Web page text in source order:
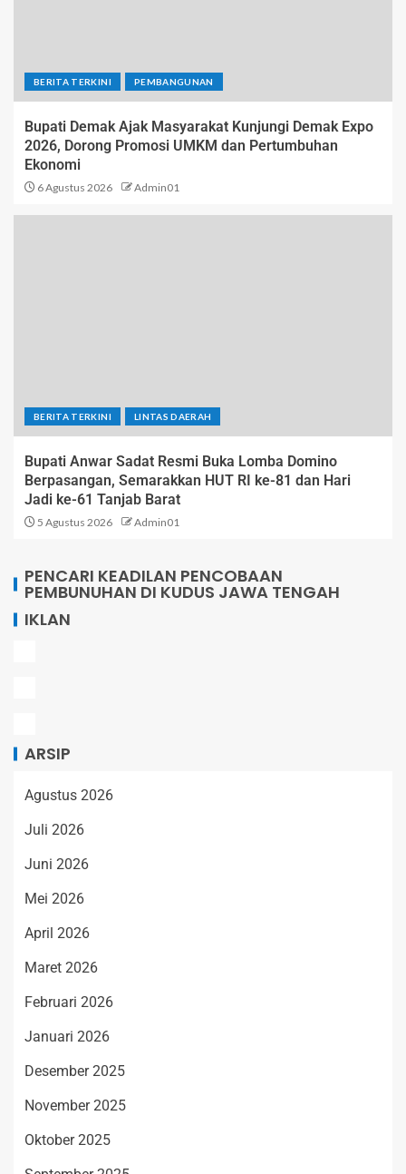
BERITA TERKINI PEMBANGUNAN
Bupati Demak Ajak Masyarakat Kunjungi Demak Expo
2026, Dorong Promosi UMKM dan Pertumbuhan
Ekonomi
6 Agustus 2026 Admin01
BERITA TERKINI LINTAS DAERAH
Bupati Anwar Sadat Resmi Buka Lomba Domino
Berpasangan, Semarakkan HUT RI ke-81 dan Hari
Jadi ke-61 Tanjab Barat
5 Agustus 2026 Admin01
PENCARI KEADILAN PENCOBAAN
PEMBUNUHAN DI KUDUS JAWA TENGAH
IKLAN
ARSIP
Agustus 2026
Juli 2026
Juni 2026
Mei 2026
April 2026
Maret 2026
Februari 2026
Januari 2026
Desember 2025
November 2025
Oktober 2025